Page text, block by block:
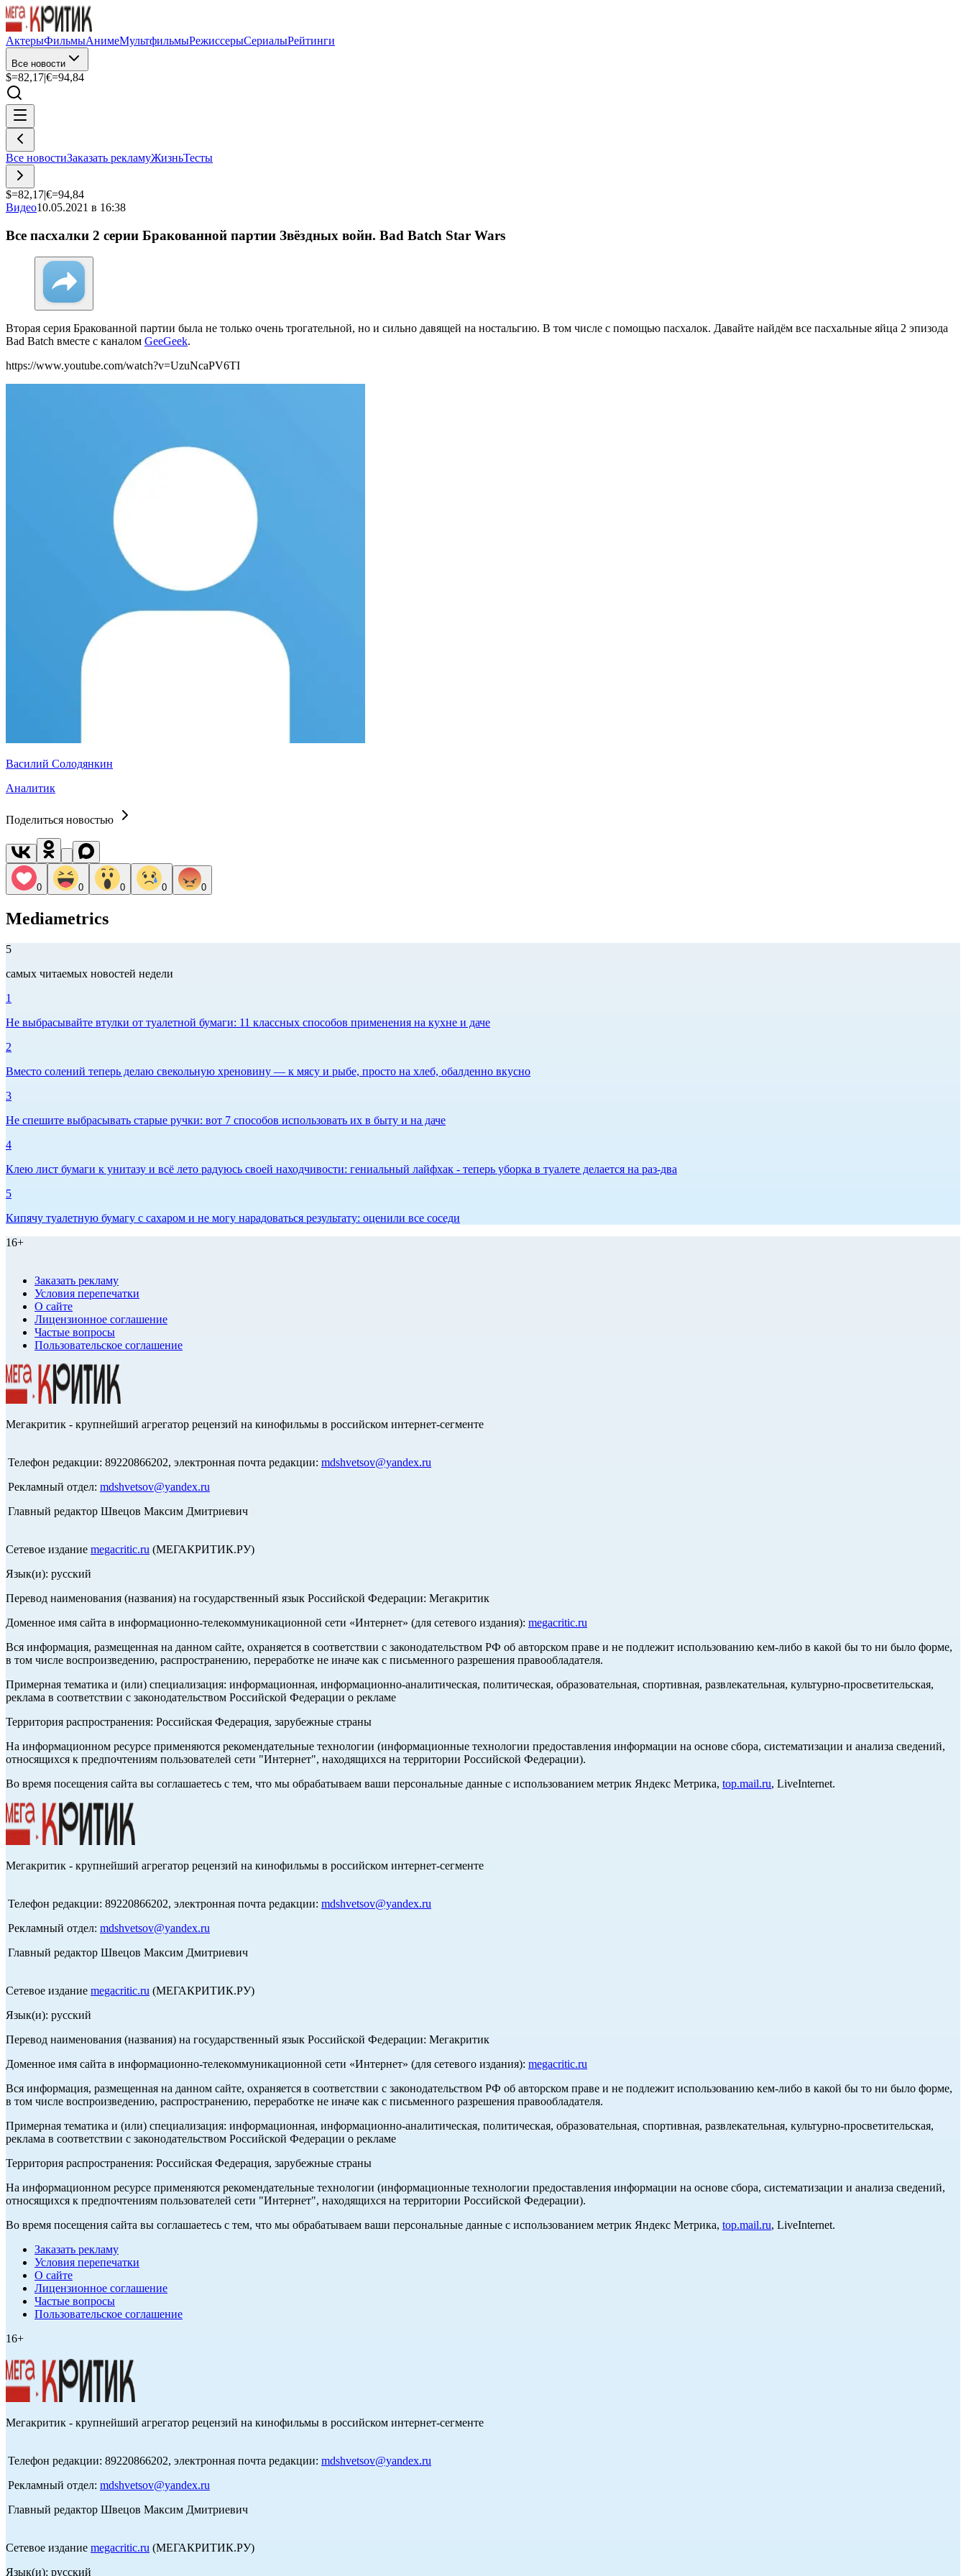
АктерыФильмыАнимеМультфильмыРежиссерыСериалыРейтинги
Все новости
$=82,17|€=94,84
Все новостиЗаказать рекламуЖизньТесты
$=82,17|€=94,84
Видео10.05.2021 в 16:38
Все пасхалки 2 серии Бракованной партии Звёздных войн. Bad Batch Star Wars
Вторая серия Бракованной партии была не только очень трогательной, но и сильно давящей на ностальгию. В том числе с помощью пасхалок. Давайте найдём все пасхальные яйца 2 эпизода
Bad Batch вместе с каналом GeeGeek.
https://www.youtube.com/watch?v=UzuNcaPV6TI
Василий Солодянкин
Аналитик
Поделиться новостью
0 0 0 0 0
Mediametrics
5
самых читаемых новостей недели
1
Не выбрасывайте втулки от туалетной бумаги: 11 классных способов применения на кухне и даче
2
Вместо солений теперь делаю свекольную хреновину — к мясу и рыбе, просто на хлеб, обалденно вкусно
3
Не спешите выбрасывать старые ручки: вот 7 способов использовать их в быту и на даче
4
Клею лист бумаги к унитазу и всё лето радуюсь своей находчивости: гениальный лайфхак - теперь уборка в туалете делается на раз-два
5
Кипячу туалетную бумагу с сахаром и не могу нарадоваться результату: оценили все соседи
16+
Заказать рекламу
Условия перепечатки
О сайте
Лицензионное соглашение
Частые вопросы
Пользовательское соглашение
Мегакритик - крупнейший агрегатор рецензий на кинофильмы в российском интернет-сегменте
Телефон редакции: 89220866202, электронная почта редакции: mdshvetsov@yandex.ru
Рекламный отдел: mdshvetsov@yandex.ru
Главный редактор Швецов Максим Дмитриевич
Сетевое издание megacritic.ru (МЕГАКРИТИК.РУ)
Язык(и): русский
Перевод наименования (названия) на государственный язык Российской Федерации: Мегакритик
Доменное имя сайта в информационно-телекоммуникационной сети «Интернет» (для сетевого издания): megacritic.ru
Вся информация, размещенная на данном сайте, охраняется в соответствии с законодательством РФ об авторском праве и не подлежит использованию кем-либо в какой бы то ни было форме,
в том числе воспроизведению, распространению, переработке не иначе как с письменного разрешения правообладателя.
Примерная тематика и (или) специализация: информационная, информационно-аналитическая, политическая, образовательная, спортивная, развлекательная, культурно-просветительская,
реклама в соответствии с законодательством Российской Федерации о рекламе
Территория распространения: Российская Федерация, зарубежные страны
На информационном ресурсе применяются рекомендательные технологии (информационные технологии предоставления информации на основе сбора, систематизации и анализа сведений,
относящихся к предпочтениям пользователей сети "Интернет", находящихся на территории Российской Федерации).
Во время посещения сайта вы соглашаетесь с тем, что мы обрабатываем ваши персональные данные с использованием метрик Яндекс Метрика, top.mail.ru, LiveInternet.
Мегакритик - крупнейший агрегатор рецензий на кинофильмы в российском интернет-сегменте
Телефон редакции: 89220866202, электронная почта редакции: mdshvetsov@yandex.ru
Рекламный отдел: mdshvetsov@yandex.ru
Главный редактор Швецов Максим Дмитриевич
Сетевое издание megacritic.ru (МЕГАКРИТИК.РУ)
Язык(и): русский
Перевод наименования (названия) на государственный язык Российской Федерации: Мегакритик
Доменное имя сайта в информационно-телекоммуникационной сети «Интернет» (для сетевого издания): megacritic.ru
Вся информация, размещенная на данном сайте, охраняется в соответствии с законодательством РФ об авторском праве и не подлежит использованию кем-либо в какой бы то ни было форме,
в том числе воспроизведению, распространению, переработке не иначе как с письменного разрешения правообладателя.
Примерная тематика и (или) специализация: информационная, информационно-аналитическая, политическая, образовательная, спортивная, развлекательная, культурно-просветительская,
реклама в соответствии с законодательством Российской Федерации о рекламе
Территория распространения: Российская Федерация, зарубежные страны
На информационном ресурсе применяются рекомендательные технологии (информационные технологии предоставления информации на основе сбора, систематизации и анализа сведений,
относящихся к предпочтениям пользователей сети "Интернет", находящихся на территории Российской Федерации).
Во время посещения сайта вы соглашаетесь с тем, что мы обрабатываем ваши персональные данные с использованием метрик Яндекс Метрика, top.mail.ru, LiveInternet.
Заказать рекламу
Условия перепечатки
О сайте
Лицензионное соглашение
Частые вопросы
Пользовательское соглашение
16+
Мегакритик - крупнейший агрегатор рецензий на кинофильмы в российском интернет-сегменте
Телефон редакции: 89220866202, электронная почта редакции: mdshvetsov@yandex.ru
Рекламный отдел: mdshvetsov@yandex.ru
Главный редактор Швецов Максим Дмитриевич
Сетевое издание megacritic.ru (МЕГАКРИТИК.РУ)
Язык(и): русский